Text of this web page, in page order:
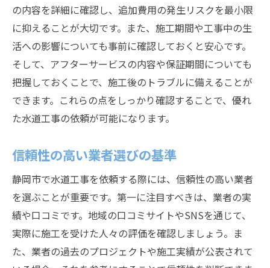
災害時の水道工事の迅速対応策
静岡市の地質に適した施工技術
長期的視野でのメンテナンス方法
プロフェッショナルから学ぶ施工改善策
静岡市で安心して水道工事を任せるための業者
チェックリスト
現地調査の重要性とそのポイント
専門資格の有無とその意義
保証内容をしっかり確認する方法
工期と予算の調整方法
トラブル事例から学ぶ予防対策
水道工事を成功させるための静岡市専門業者と
の内容を詳細に確認し、追加費用の発生リスクを最小限
に抑えることが大切です。また、施工期間や工事中の生
活への影響についても事前に確認しておくと安心です。
そして、アフターサービスの内容や保証期間についても
把握しておくことで、施工後のトラブルに備えることが
できます。これらの点をしっかり確認することで、優れ
た水道工事の依頼が可能になります。
信頼性の高い業者選びの基準
静岡市で水道工事を依頼する際には、信頼性の高い業者
を選ぶことが重要です。第一に注目すべきは、業者の実
績や口コミです。地域の口コミサイトやSNSを通じて、
実際に施工を受けた人々の評価を確認しましょう。ま
た、業者の過去のプロジェクトや施工実績が公表されて